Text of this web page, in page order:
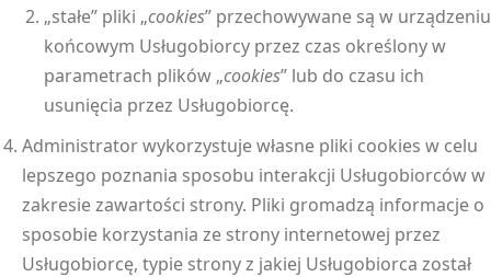
„stałe” pliki „cookies” przechowywane są w urządzeniu
końcowym Usługobiorcy przez czas określony w
parametrach plików „cookies” lub do czasu ich
usunięcia przez Usługobiorcę.
Administrator wykorzystuje własne pliki cookies w celu
lepszego poznania sposobu interakcji Usługobiorców w
zakresie zawartości strony. Pliki gromadzą informacje o
sposobie korzystania ze strony internetowej przez
Usługobiorcę, typie strony z jakiej Usługobiorca został